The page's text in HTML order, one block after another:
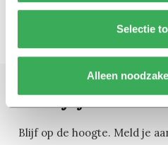
Selectie
Alleen
Schrijf je in voor
Blijf op de hoogte. Meld je